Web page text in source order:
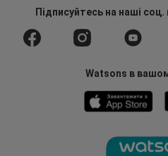
Підписуйтесьна наші соц.
Watsons в